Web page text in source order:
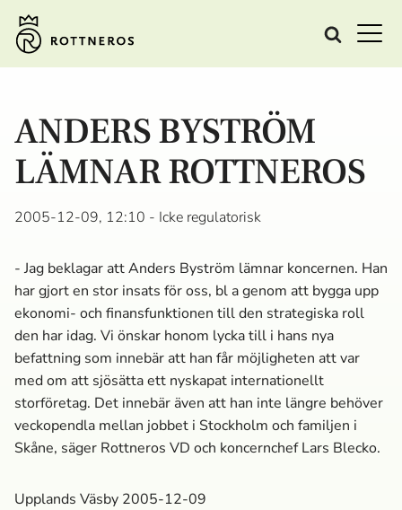
ANDERS BYSTRÖM
LÄMNAR ROTTNEROS
2005-12-09, 12:10 - Icke regulatorisk
- Jag beklagar att Anders Byström lämnar koncernen. Han
har gjort en stor insats för oss, bl a genom att bygga upp
ekonomi- och finansfunktionen till den strategiska roll
den har idag. Vi önskar honom lycka till i hans nya
befattning som innebär att han får möjligheten att var
med om att sjösätta ett nyskapat internationellt
storföretag. Det innebär även att han inte längre behöver
veckopendla mellan jobbet i Stockholm och familjen i
Skåne, säger Rottneros VD och koncernchef Lars Blecko.
Upplands Väsby 2005-12-09